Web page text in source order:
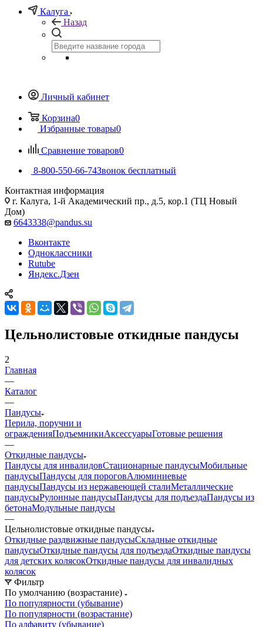
Калуга
Назад
Личный кабинет
Корзина0
Избранные товары0
Сравнение товаров0
8-800-550-66-74Звонок бесплатный
Контактная информация
г. Калуга, 1-й Академический пр., д.5, кор.1 (ТЦ Новый
Дом)
6643338@pandus.su
Вконтакте
Одноклассники
Rutube
Яндекс.Дзен
Цельнолистовые откидные пандусы
2
Главная
—
Каталог
—
Пандусы
Перила, поручни и
огражденияПодъемникиАксессуарыГотовые решения
—
Откидные пандусы
Пандусы для инвалидовСтационарные пандусыМобильные
пандусыПандусы для пороговАлюминиевые
пандусыПандусы из нержавеющей сталиМеталлические
пандусыРулонные пандусыПандусы для подъездаПандусы из
бетонаМодульные пандусы
—
Цельнолистовые откидные пандусы
Откидные раздвижные пандусыСкладные откидные
пандусыОткидные пандусы для подъездаОткидные пандусы
для детских колясокОткидные пандусы для инвалидных
колясок
Фильтр
По умолчанию (возрастание)
По популярности (убывание)
По популярности (возрастание)
По алфавиту (убывание)